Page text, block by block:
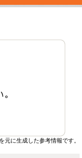
に生成した参考情報です。